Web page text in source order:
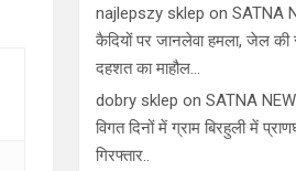
najlepszy sklep onSATNA
कैदियों पर जानलेवा हमला, जेल की
दहशत का माहौल…
dobry sklep onSATNA
विगत दिनों में ग्राम बिरहुली में
गिरफ्तार..